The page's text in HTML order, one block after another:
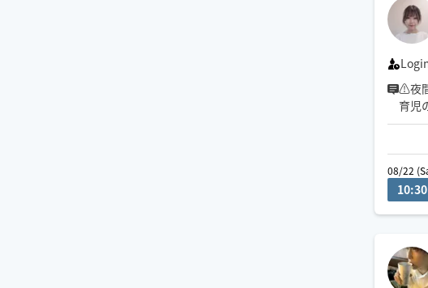
⚠️夜
育児
けし
基本
いま
港区
夕方
08/22
10:30